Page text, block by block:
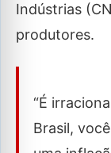
Indústrias
produtores.
“É
Brasil,